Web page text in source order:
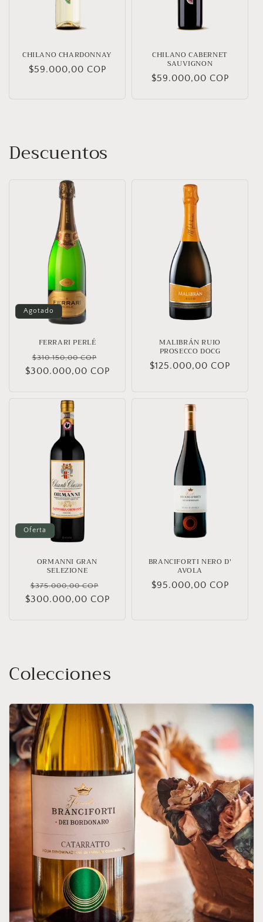
CHILANO CHARDONNAY
Precio
$59.000,00 COP
CHILANO CABERNET
SAUVIGNON
Precio
$59.000,00 COP
Descuentos
Agotado
FERRARI PERLÉ
Precio
habitual
$310.150,00 COP
de
$300.000,00 COP
MALIBRÁN RUIO
PROSECCO DOCG
Precio
$125.000,00 COP
Oferta
ORMANNI GRAN
SELEZIONE
Precio
habitual
$375.000,00 COP
de
$300.000,00 COP
BRANCIFORTI NERO D'
AVOLA
Precio
$95.000,00 COP
Colecciones